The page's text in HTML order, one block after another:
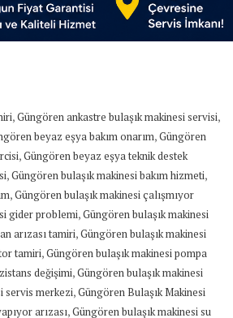
,Güngören ankastre bulaşık makinesi servisi,
beyaz eşya bakım onarım,Güngören
,Güngören beyaz eşya teknik destek
,Güngören bulaşık makinesi bakım hizmeti,
,Güngören bulaşık makinesi çalışmıyor
gider problemi,Güngören bulaşık makinesi
arızası tamiri,Güngören bulaşık makinesi
tamiri,Güngören bulaşık makinesi pompa
değişimi,Güngören bulaşık makinesi
servis merkezi,Güngören Bulaşık Makinesi
arızası,Güngören bulaşık makinesi su